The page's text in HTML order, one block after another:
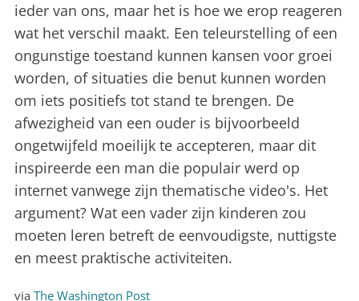
ieder van ons, maar het is hoe we erop reageren
wat het verschil maakt. Een teleurstelling of een
ongunstige toestand kunnen kansen voor groei
worden, of situaties die benut kunnen worden
om iets positiefs tot stand te brengen. De
afwezigheid van een ouder is bijvoorbeeld
ongetwijfeld moeilijk te accepteren, maar dit
inspireerde een man die populair werd op
internet vanwege zijn thematische video's. Het
argument? Wat een vader zijn kinderen zou
moeten leren betreft de eenvoudigste, nuttigste
en meest praktische activiteiten.
via The Washington Post